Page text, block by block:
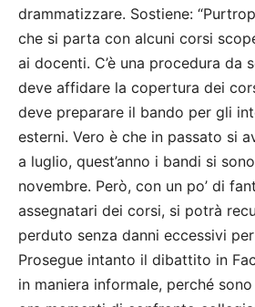
drammatizzare. Sostiene:
che si parta con alcuni corsi
ai docenti. C’è una procedura da
deve affidare la copertura dei
deve preparare il bando per gli
esterni. Vero è che in passato si
a luglio, quest’anno i bandi si
novembre. Però, con un po’ di
assegnatari dei corsi, si potrà
perduto senza danni eccessivi
Prosegue intanto il dibattito in
in maniera informale, perché